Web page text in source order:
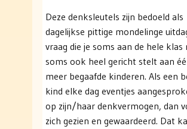
Deze denksleutels zijn bedoeld als
dagelijkse pittige mondelinge
vraag die je soms aan de hele klas
soms ook heel gericht stelt aan
meer begaafde kinderen. Als een
kind elke dag eventjes
op zijn/haar denkvermogen, dan
zich gezien en gewaardeerd. Dat